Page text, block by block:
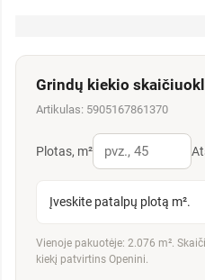
Grindų kiekio
Artikulas: 5905167861370
Plotas, m²
Įveskite patalpų plotą m².
Vienoje pakuotėje: 2.076 m².
kiekį patvirtins Openini.